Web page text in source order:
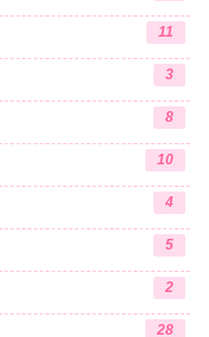
11
3
8
10
4
5
2
28